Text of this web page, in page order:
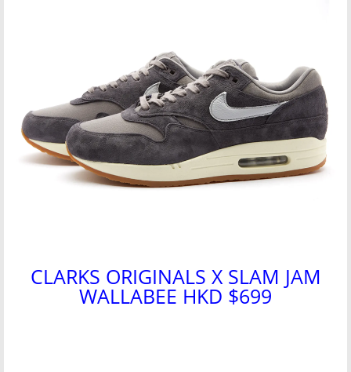
CLARKS ORIGINALS X SLAM JAM
WALLABEE HKD $699